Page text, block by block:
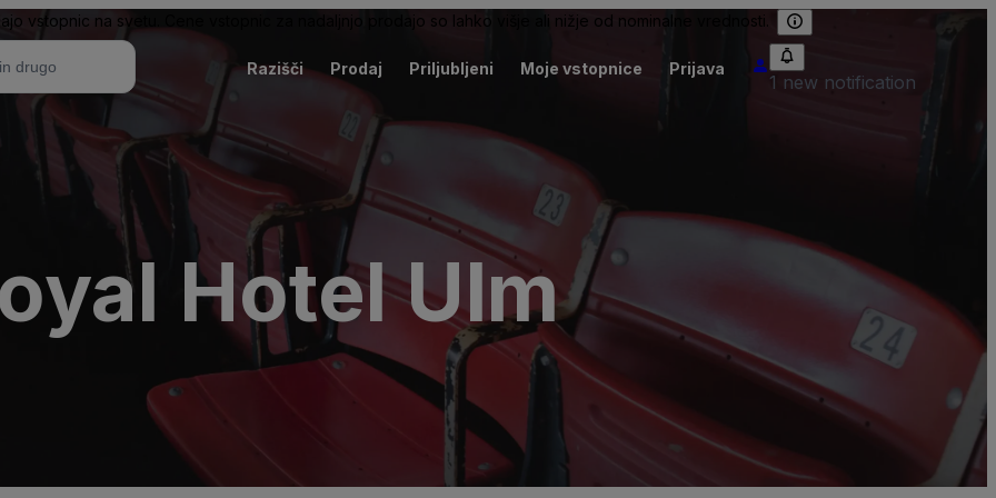
vstopnic na svetu. Cene vstopnic za nadaljnjo prodajo so lahko višje ali nižje od nominalne vrednosti.
Razišči Prodaj Priljubljeni Moje vstopnice Prijava
1 new notification
Hotel Ulm